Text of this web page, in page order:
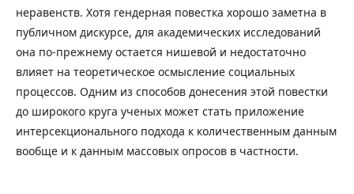
неравенств. Хотя гендерная повестка хорошо заметна в
публичном дискурсе, для академических исследований
она по-прежнему остается нишевой и недостаточно
влияет на теоретическое осмысление социальных
процессов. Одним из способов донесения этой повестки
до широкого круга ученых может стать приложение
интерсекционального подхода к количественным данным
вообще и к данным массовых опросов в частности.